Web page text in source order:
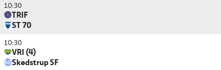
10:30
TRIF
ST 70
10:30
VRI (4)
Skødstrup SF